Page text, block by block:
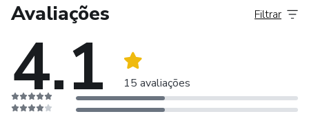
Avaliações
4.1 15 avaliações
Filtrar